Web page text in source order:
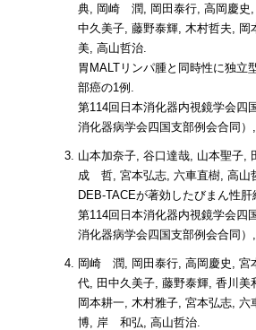
典, 岡崎 潤, 岡田泰行, 高岡慶史,
中久美子, 藤野泰輝, 木村哲夫, 岡
美, 高山哲治.
胃MALTリンパ腫と同時性に独立
部癌の1例.
第114回日本消化器内視鏡学会四
消化器病学会四国支部例会合同）
山本加奈子, 谷口達哉, 山本聖子,
成 哲, 宮本弘志, 六車直樹, 高山
DEB-TACEが著効したびまん性肝
第114回日本消化器内視鏡学会四
消化器病学会四国支部例会合同）
岡崎 潤, 岡田泰行, 高岡慶史, 宮
代, 田中久美子, 藤野泰輝, 香川美
岡本耕一, 木村雅子, 宮本弘志, 六
博, 岸 和弘, 高山哲治.